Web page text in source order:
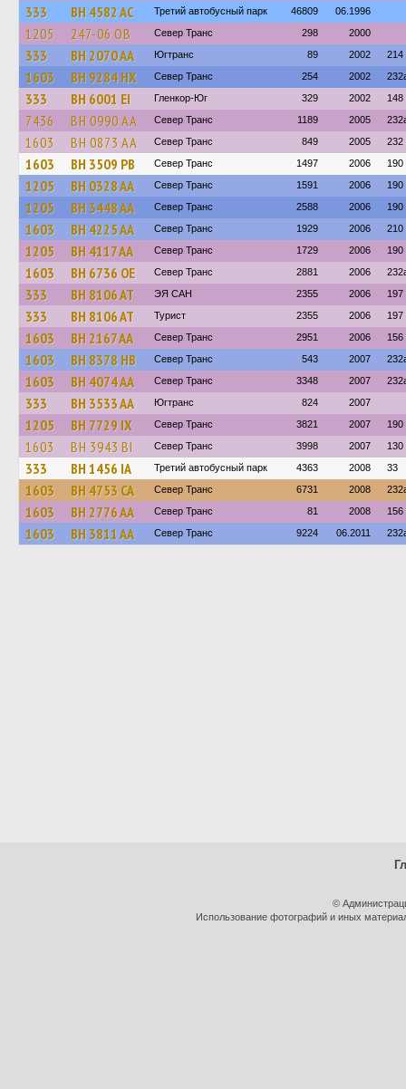
333 BH 4582 AC Третий автобусный парк 46809 06.1996
1205 247-06 ОВ Север Транс 298 2000
333 BH 2070 AA Югтранс 89 2002 214
1603 BH 9284 HX Север Транс 254 2002
333 BH 6001 EI Гленкор-Юг 329 2002 148
7436 BH 0990 AA Север Транс 1189 2005
1603 BH 0873 AA Север Транс 849 2005 232
1603 BH 3509 PB Север Транс 1497 2006 190
1205 BH 0328 AA Север Транс 1591 2006 190
1205 BH 3448 AA Север Транс 2588 2006 190
1603 BH 4225 AA Север Транс 1929 2006 210
1205 BH 4117 AA Север Транс 1729 2006 190
1603 BH 6736 OE Север Транс 2881 2006
333 BH 8106 AT ЭЯ САН 2355 2006 197
333 BH 8106 AT Турист 2355 2006 197
1603 BH 2167 AA Север Транс 2951 2006 156
1603 BH 8378 HB Север Транс 543 2007
1603 BH 4074 AA Север Транс 3348 2007
333 BH 3533 AA Югтранс 824 2007
1205 BH 7729 IX Север Транс 3821 2007 190
1603 BH 3943 BI Север Транс 3998 2007 130
333 BH 1456 IA Третий автобусный парк 4363 2008 33
1603 BH 4753 CA Север Транс 6731 2008
1603 BH 2776 AA Север Транс 81 2008 156
1603 BH 3811 AA Север Транс 9224 06.2011
©
Использование фотографий и иных